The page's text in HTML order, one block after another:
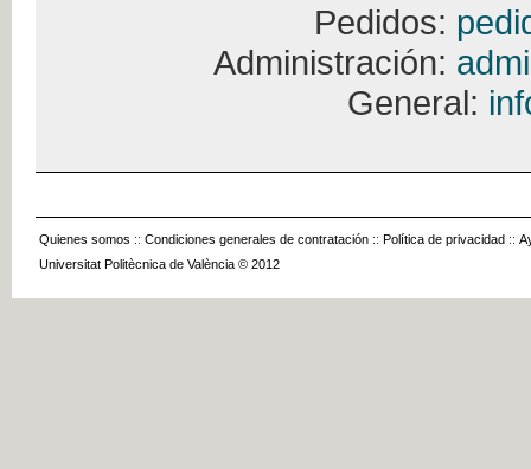
Pedidos:
Administración:
General:
Quienes somos :: Condiciones generales de contratación :: Política de privacidad ::
Universitat Politècnica de València © 2012